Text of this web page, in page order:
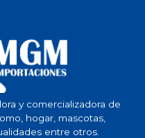
y comercializadora de
hogar, mascotas,
entre otros.